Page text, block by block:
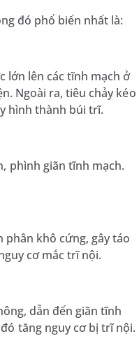
đó phổ biến nhất là:
lớn lên các tĩnh mạch ở
Ngoài ra, tiêu chảy kéo
hình thành búi trĩ.
phình giãn tĩnh mạch.
khô cứng, gây táo
cơ mắc trĩ nội.
dẫn đến giãn tĩnh
tăng nguy cơ bị trĩ nội.